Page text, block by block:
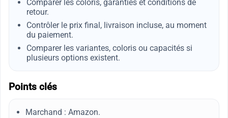
Comparer les coloris, garanties et conditions de
retour.
Contrôler le prix final, livraison incluse, au moment
du paiement.
Comparer les variantes, coloris ou capacités si
plusieurs options existent.
Points clés
Marchand : Amazon.